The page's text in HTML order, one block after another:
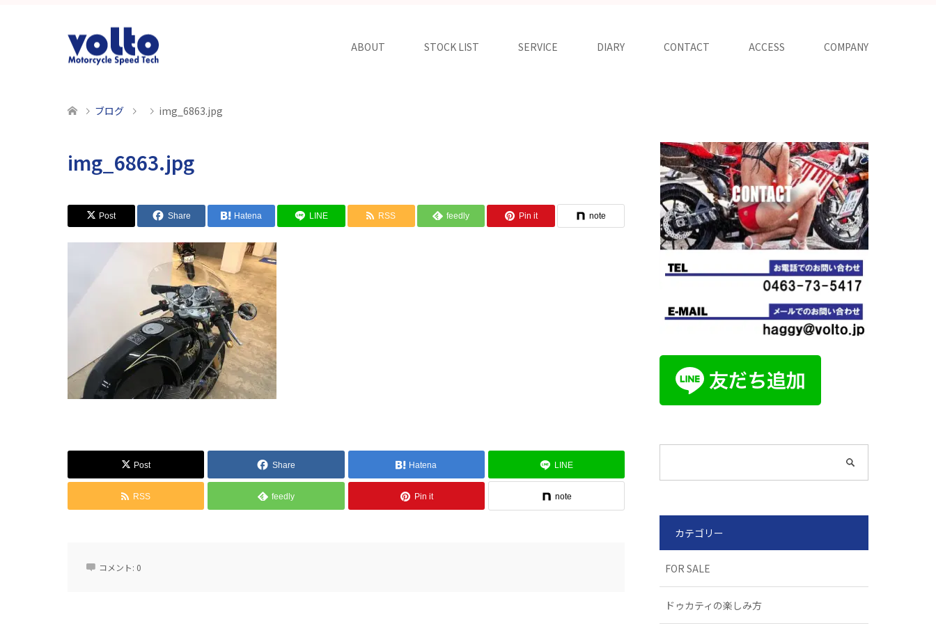
ABOUT STOCK LIST SERVICE DIARY CONTACT ACCESS COMPANY
ブログ img_6863.jpg
img_6863.jpg
Post Share Hatena LINE RSS feedly Pin it note
Post Share Hatena LINE
RSS feedly Pin it note
コメント: 0
カテゴリー
FOR SALE
ドゥカティの楽しみ方